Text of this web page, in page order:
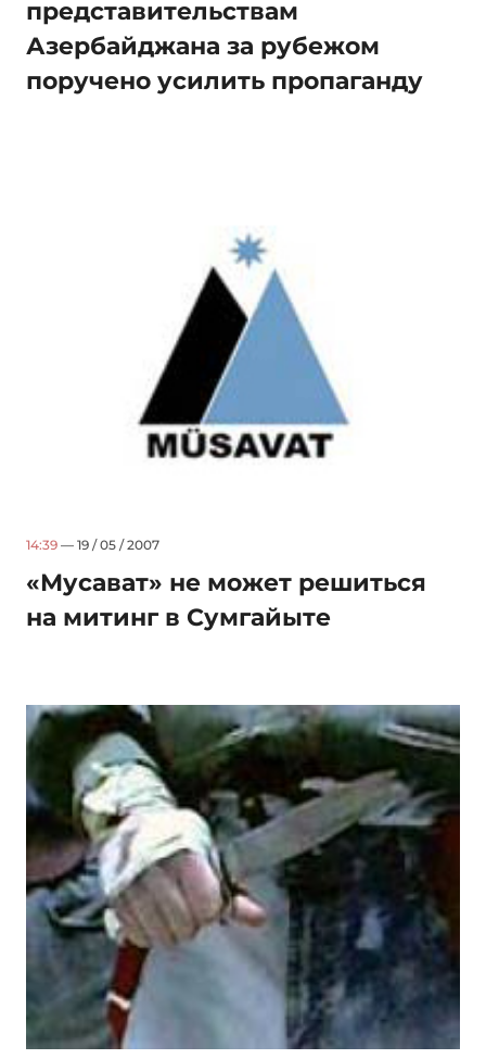
представительствам
Азербайджана за рубежом
поручено усилить пропаганду
14:39 — 19 / 05 / 2007
«Мусават» не может решиться
на митинг в Сумгайыте